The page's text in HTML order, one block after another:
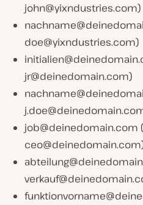
john@yixndustries.com)
doe@yixndustries.com)
jr@deinedomain.com)
job@deinedomain.com
ceo@deinedomain.com